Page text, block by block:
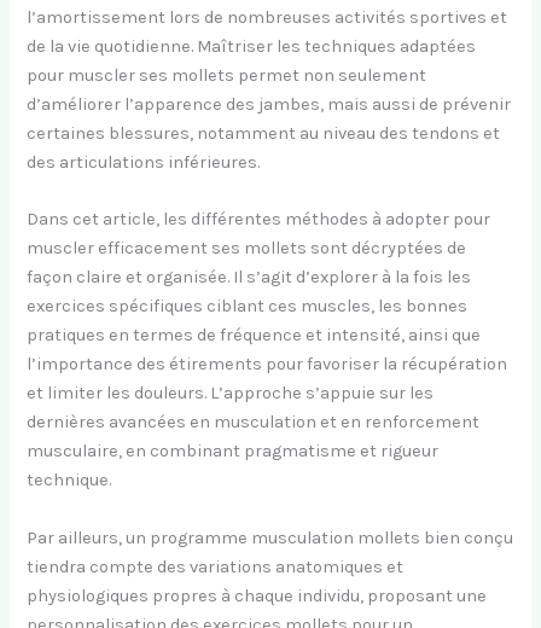
l’amortissement lors de nombreuses activités sportives et
de la vie quotidienne. Maîtriser les techniques adaptées
pour muscler ses mollets permet non seulement
d’améliorer l’apparence des jambes, mais aussi de prévenir
certaines blessures, notamment au niveau des tendons et
des articulations inférieures.
Dans cet article, les différentes méthodes à adopter pour
muscler efficacement ses mollets sont décryptées de
façon claire et organisée. Il s’agit d’explorer à la fois les
exercices spécifiques ciblant ces muscles, les bonnes
pratiques en termes de fréquence et intensité, ainsi que
l’importance des étirements pour favoriser la récupération
et limiter les douleurs. L’approche s’appuie sur les
dernières avancées en musculation et en renforcement
musculaire, en combinant pragmatisme et rigueur
technique.
Par ailleurs, un programme musculation mollets bien conçu
tiendra compte des variations anatomiques et
physiologiques propres à chaque individu, proposant une